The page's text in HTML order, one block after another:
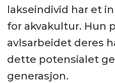
lakseindivid har et
for akvakultur. Hun
avlsarbeidet deres
dette potensialet
generasjon.